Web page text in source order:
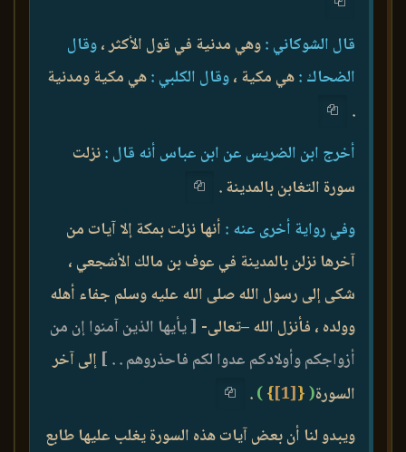
قال الشوكاني :وهي مدنية في قول الأكثر ،وقال
الضحاك :هي مكية ،وقال الكلبي :هي مكية ومدنية
.
أخرج ابن الضريس عن ابن عباس أنه قال :نزلت
سورة التغابن بالمدينة .
وفي رواية أخرى عنه : أنها نزلت بمكة إلا آيات من
آخرها نزلن بالمدينة في عوف بن مالك الأشجعي ،
شكى إلى رسول الله صلى الله عليه وسلم جفاء أهله
وولده ، فأنزل الله –تعالى- [ يأيها الذين آمنوا إن من
أزواجكم وأولادكم عدوا لكم فاحذروهم . . ] إلى آخر
السورة(
{
[1]
}
)
.
ويبدو لنا أن بعض آيات هذه السورة يغلب عليها طابع